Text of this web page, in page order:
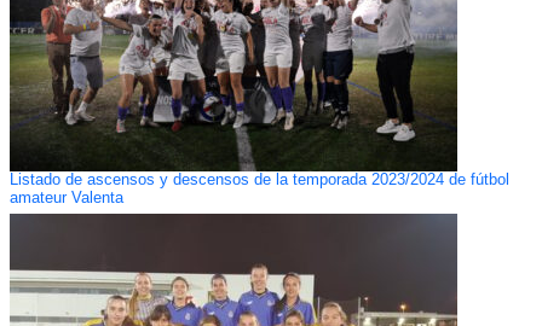
Listado de ascensos y descensos de la temporada 2023/2024 de fútbol
amateur Valenta